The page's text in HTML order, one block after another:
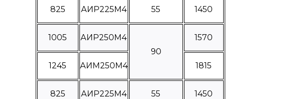
825 АИР225М4 55 1450
1005
АИР250М4
90
1570
1245 АИМ250М4 1815
825 АИР225М4 55 1450